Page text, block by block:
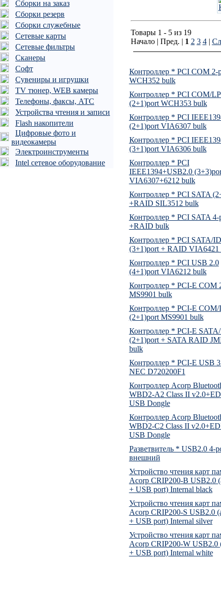
Сборки на заказ
Сборки резерв
Сборки служебные
Сетевые карты
Сетевые фильтры
Сканеры
Софт
Сувениры и игрушки
TV тюнер, WEB камеры
Телефоны, факсы, АТС
Устройства чтения и записи
Flash накопители
Цифровые фото и
видеокамеры
Электроинструменты
Intel сетевое оборудование
Товары 1 - 5 из 19
Начало | Пред. | 1 2 3 4|
Контроллер * PCI COM 2-
WCH352 bulk
Контроллер * PCI COM/
(2+1)port WCH353 bulk
Контроллер * PCI
(2+1)port VIA6307 bulk
Контроллер * PCI
(3+1)port VIA6306 bulk
Контроллер * PCI
IEEE1394+USB2.0
VIA6307+6212 bulk
Контроллер * PCI SATA
+RAID SIL3512 bulk
Контроллер * PCI SATA 4-
+RAID bulk
Контроллер * PCI SATA/
(3+1)port + RAID VIA6421
Контроллер * PCI USB 2.0
(4+1)port VIA6212 bulk
Контроллер * PCI-E COM
MS9901 bulk
Контроллер * PCI-E COM/
(2+1)port MS9901 bulk
Контроллер * PCI-E
(2+1)port + SATA RAID
bulk
Контроллер * PCI-E USB
NEC D720200F1
Контроллер Acorp
WBD2-A2 Class II
USB Dongle
Контроллер Acorp
WBD2-C2 Class II
USB Dongle
Разветвитель * USB2.0 4-
внешний
Устройство чтения карт
Acorp CRIP200-B USB2.0
+ USB port) Internal black
Устройство чтения карт
Acorp CRIP200-S USB2.0
+ USB port) Internal silver
Устройство чтения карт
Acorp CRIP200-W USB2.0
+ USB port) Internal white